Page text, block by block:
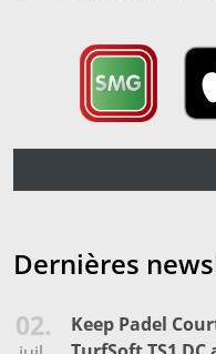
Dernières
02.
Keep Padel